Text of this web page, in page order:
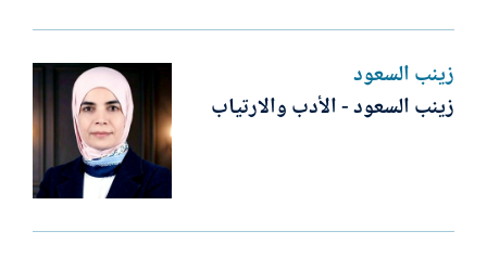
زينب السعود
زينب السعود - الأدب والارتياب